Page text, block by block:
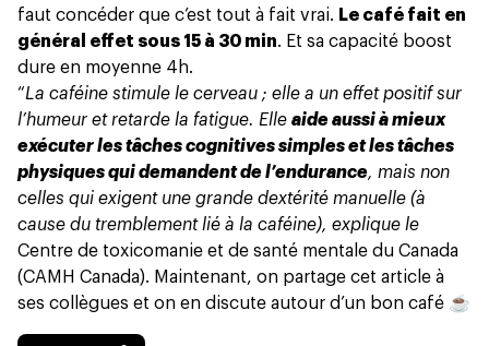
faut concéder que c’est tout à fait vrai. Le café fait en
général effet sous 15 à 30 min. Et sa capacité boost
dure en moyenne 4h.
“La caféine stimule le cerveau ; elle a un effet positif sur
l’humeur et retarde la fatigue. Elle aide aussi à mieux
exécuter les tâches cognitives simples et les tâches
physiques qui demandent de l’endurance, mais non
celles qui exigent une grande dextérité manuelle (à
cause du tremblement lié à la caféine), explique le
Centre de toxicomanie et de santé mentale du Canada
(CAMH Canada). Maintenant, on partage cet article à
ses collègues et on en discute autour d’un bon café ☕